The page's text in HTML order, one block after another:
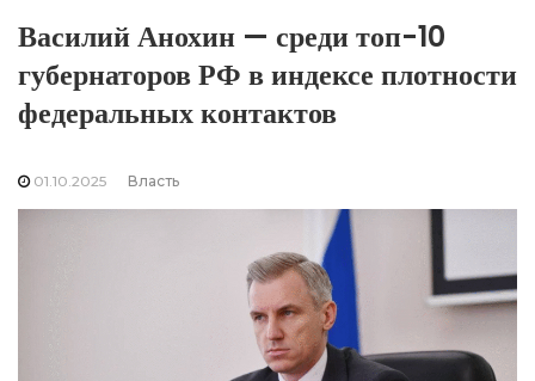
Василий Анохин — среди топ-10
губернаторов РФ в индексе плотности
федеральных контактов
01.10.2025 Власть